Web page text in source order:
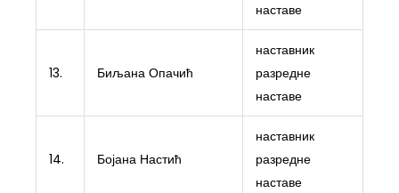
наставе
13. Биљана Опачић
наставник
разредне
наставе
14. Бојана Настић
наставник
разредне
наставе